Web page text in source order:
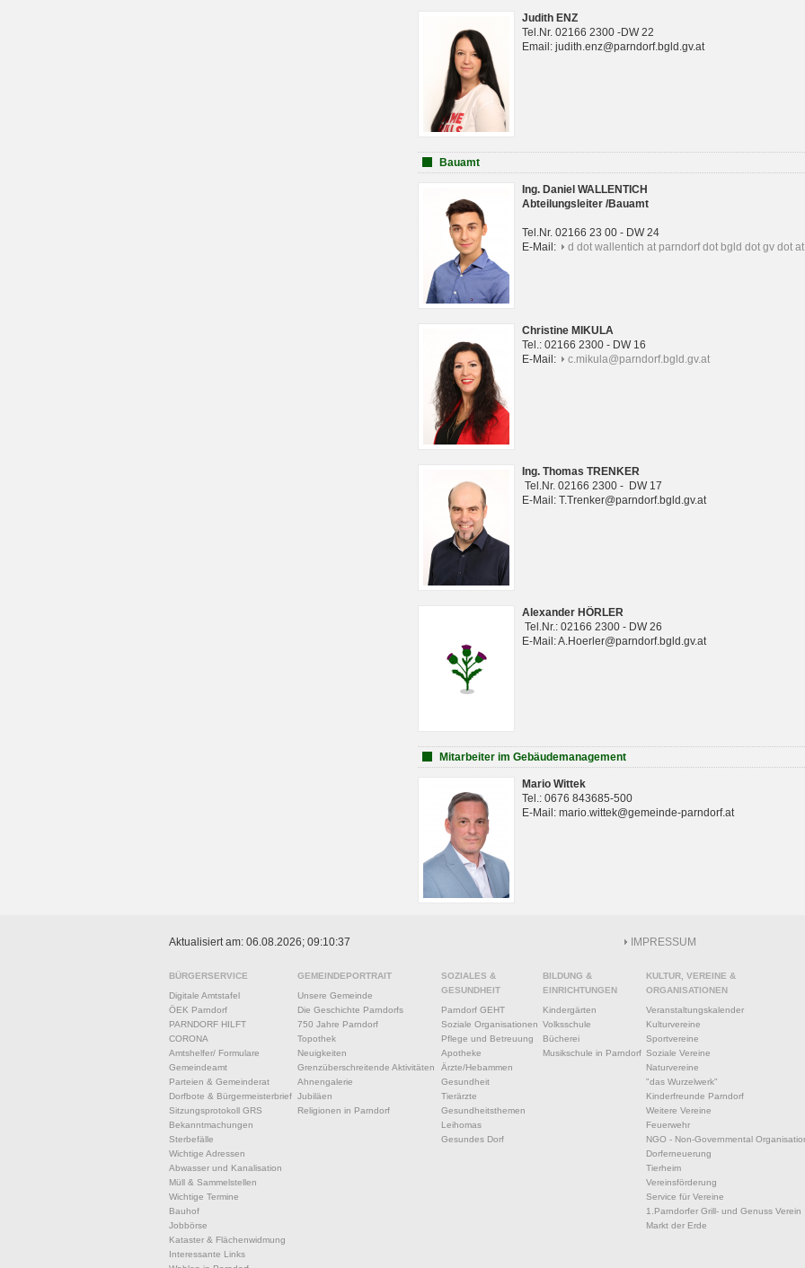
Judith ENZ
Tel.Nr. 02166 2300 -DW 22
Email: judith.enz@parndorf.bgld.gv.at
Bauamt
Ing. Daniel WALLENTICH
Abteilungsleiter /Bauamt
Tel.Nr. 02166 23 00 - DW 24
E-Mail:
d dot wallentich at parndorf dot bgld dot gv dot at
Christine MIKULA
Tel.: 02166 2300 - DW 16
E-Mail:
c.mikula@parndorf.bgld.gv.at
Ing. Thomas TRENKER
Tel.Nr. 02166 2300 - DW 17
E-Mail: T.Trenker@parndorf.bgld.gv.at
Alexander HÖRLER
Tel.Nr.: 02166 2300 - DW 26
E-Mail: A.Hoerler@parndorf.bgld.gv.at
Mitarbeiter im Gebäudemanagement
Mario Wittek
Tel.: 0676 843685-500
E-Mail: mario.wittek@gemeinde-parndorf.at
Aktualisiert am: 06.08.2026; 09:10:37 IMPRESSUM
BÜRGERSERVICE
Digitale Amtstafel
ÖEK Parndorf
PARNDORF HILFT
CORONA
Amtshelfer/ Formulare
Gemeindeamt
Parteien & Gemeinderat
Dorfbote & Bürgermeisterbrief
Sitzungsprotokoll GRS
Bekanntmachungen
Sterbefälle
Wichtige Adressen
Abwasser und Kanalisation
Müll & Sammelstellen
Wichtige Termine
Bauhof
Jobbörse
Kataster & Flächenwidmung
Interessante Links
GEMEINDEPORTRAIT
Unsere Gemeinde
Die Geschichte Parndorfs
750 Jahre Parndorf
Topothek
Neuigkeiten
Grenzüberschreitende Aktivitäten
Ahnengalerie
Jubiläen
Religionen in Parndorf
SOZIALES &
GESUNDHEIT
Parndorf GEHT
Soziale Organisationen
Pflege und Betreuung
Apotheke
Ärzte/Hebammen
Gesundheit
Tierärzte
Gesundheitsthemen
Leihomas
Gesundes Dorf
BILDUNG &
EINRICHTUNGEN
Kindergärten
Volksschule
Bücherei
Musikschule in Parndorf
KULTUR, VEREINE &
ORGANISATIONEN
Veranstaltungskalender
Kulturvereine
Sportvereine
Soziale Vereine
Naturvereine
"das Wurzelwerk"
Kinderfreunde Parndorf
Weitere Vereine
Feuerwehr
NGO - Non-Governmental
Dorferneuerung
Tierheim
Vereinsförderung
Service für Vereine
1.Parndorfer Grill- und Genuss Verein
Markt der Erde